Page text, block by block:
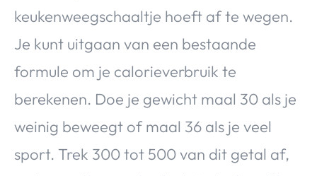
keukenweegschaaltje hoeft af te wegen.
Je kunt uitgaan van een bestaande
formule om je calorieverbruik te
berekenen. Doe je gewicht maal 30 als je
weinig beweegt of maal 36 als je veel
sport. Trek 300 tot 500 van dit getal af,